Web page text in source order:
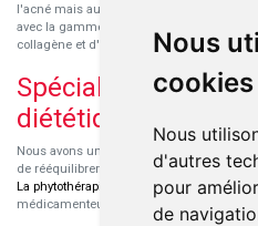
Nous
cookies
Nous
d'autres
pour
de
l'acné mais aussi des démaquillants.
avec la gamme anti-âge pour les peaux
collagène et d'acide hyaluronique.
Spécialisation en
diététique
Nous avons un engouement particulier
de rééquilibrer des carences ou
La phytothérapie
l'aromathérapiesont
médicamenteux lorsqu'ils sont bien